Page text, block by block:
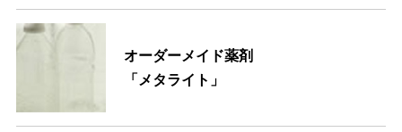
オーダーメイド薬剤
「メタライト」